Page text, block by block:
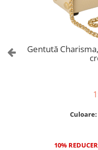
Genți AlbeGentută
Culoare:
10%